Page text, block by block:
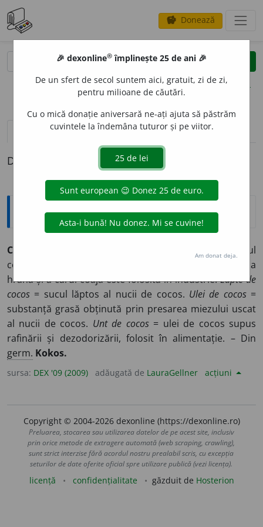
savings Donează
clear
opțiuni
definiții (1) pronunțievolume_up (42)
Definiția cu ID-ul 848478:
Explicative DEX
C
= fructul
cocotierului, al cărui suc lăptos se întrebuințează ca
hrană și a cărui coajă este folosită în industrie.Lapte de
cocos = sucul lăptos al nucii de cocos. Ulei de cocos=
substanță grasă obținută prin presarea miezului uscat
al nucii de cocos. Unt de cocos= ulei de cocos supus
rafinării și dezodorizării, folosit în alimentație. – Din
germ. Kokos.
sursa: DEX '09 (2009) adăugată de LauraGellner acțiuni
Copyright © 2004-2026 dexonline (https://dexonline.ro)
Preluarea, stocarea sau utilizarea datelor de pe acest site, inclusiv
prin orice metode de extragere automată (web scraping, crawling),
sunt strict interzise fără acordul nostru prealabil scris, cu excepția
seturilor de date oferite oficial spre utilizare publică (vezi licența).
licență confidențialitate găzduit de Hosterion
🎉 dexonline® împlinește 25 de ani 🎉
De un sfert de secol suntem aici, gratuit, zi de zi,
pentru milioane de căutări.
Cu o mică donație aniversară ne-ați ajuta să păstrăm
cuvintele la îndemâna tuturor și pe viitor.
Am donat deja.